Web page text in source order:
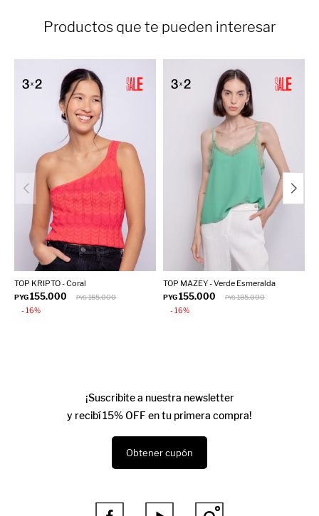
Productos que te pueden interesar
TOP KRIPTO - Coral
PYG155.000 PYG 185.000
16
TOP MAZEY - Verde Esmeralda
PYG155.000 PYG 185.000
16
¡Suscribite a nuestra newsletter
y recibí 15% OFF en tu primera compra!
Obtener cupón